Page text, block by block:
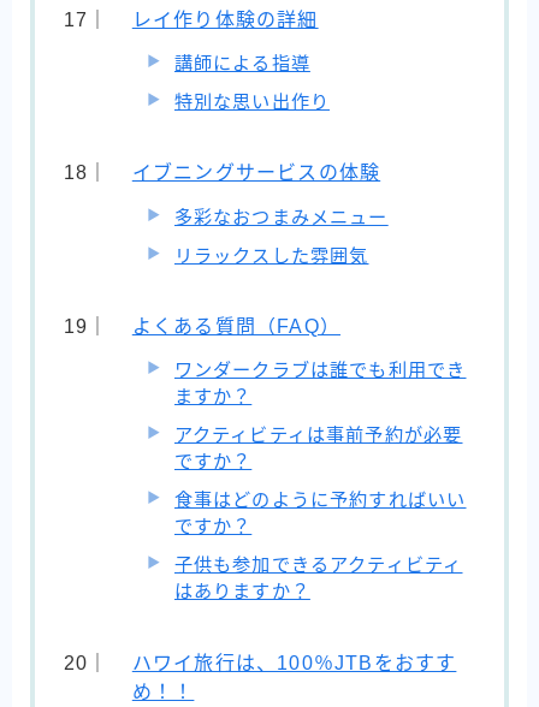
レイ作り体験の詳細
講師による指導
特別な思い出作り
イブニングサービスの体験
多彩なおつまみメニュー
リラックスした雰囲気
よくある質問（FAQ）
ワンダークラブは誰でも利用でき
ますか？
アクティビティは事前予約が必要
ですか？
食事はどのように予約すればいい
ですか？
子供も参加できるアクティビティ
はありますか？
ハワイ旅行は、100％JTBをおすす
め！！